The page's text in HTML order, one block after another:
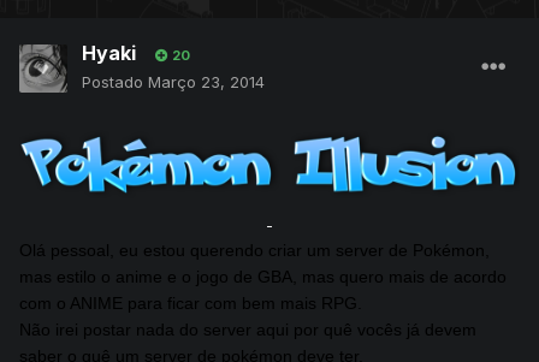
Hyaki 20
Postado Março 23, 2014
-
Olá pessoal, eu estou querendo criar um server de Pokémon,
mas estilo o anime e o jogo de GBA, mas quero mais de acordo
com o ANIME para ficar com bem mais RPG.
Não irei postar nada do server aqui por quê vocês já devem
saber o quê um server de pokémon deve ter.